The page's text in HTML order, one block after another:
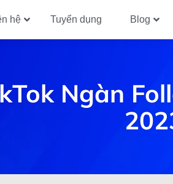
hệ Tuyển dụng Blog
Ngàn